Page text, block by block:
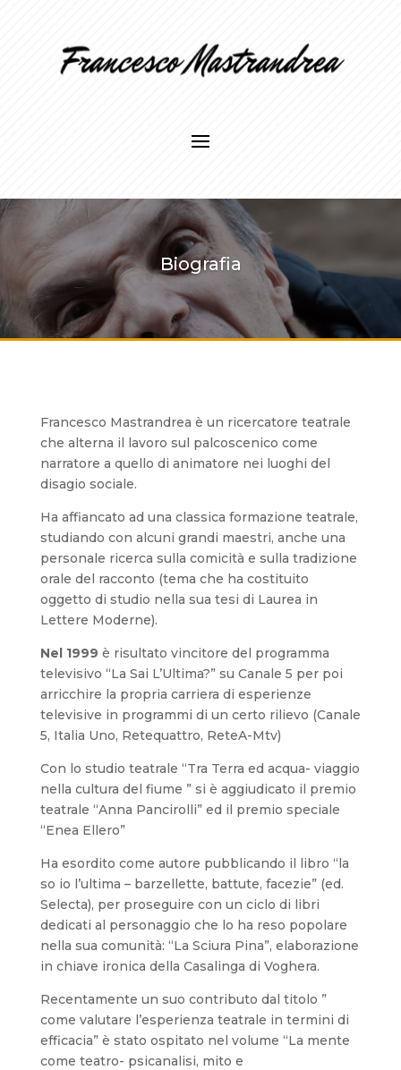
Biografia
Francesco Mastrandrea è un ricercatore teatrale
che alterna il lavoro sul palcoscenico come
narratore a quello di animatore nei luoghi del
disagio sociale.
Ha affiancato ad una classica formazione teatrale,
studiando con alcuni grandi maestri, anche una
personale ricerca sulla comicità e sulla tradizione
orale del racconto (tema che ha costituito
oggetto di studio nella sua tesi di Laurea in
Lettere Moderne).
Nel 1999 è risultato vincitore del programma
televisivo “La Sai L’Ultima?” su Canale 5 per poi
arricchire la propria carriera di esperienze
televisive in programmi di un certo rilievo (Canale
5, Italia Uno, Retequattro, ReteA-Mtv)
Con lo studio teatrale “Tra Terra ed acqua- viaggio
nella cultura del fiume ” si è aggiudicato il premio
teatrale “Anna Pancirolli” ed il premio speciale
“Enea Ellero”
Ha esordito come autore pubblicando il libro “la
so io l’ultima – barzellette, battute, facezie” (ed.
Selecta), per proseguire con un ciclo di libri
dedicati al personaggio che lo ha reso popolare
nella sua comunità: “La Sciura Pina”, elaborazione
in chiave ironica della Casalinga di Voghera.
Recentamente un suo contributo dal titolo ”
come valutare l’esperienza teatrale in termini di
efficacia” è stato ospitato nel volume “La mente
come teatro- psicanalisi, mito e